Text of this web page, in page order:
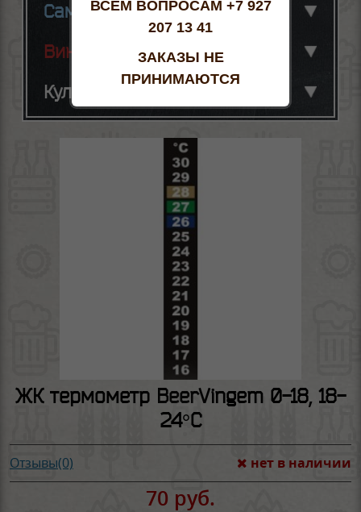
Самогоноварение
Виноделие
Кулинария
ЖК термометр BeerVingem 0-18, 18-
24°С
Отзывы(0) нет в наличии
70 руб.
ВСЕМ ВОПРОСАМ +7 927
207 13 41
ЗАКАЗЫ НЕ
ПРИНИМАЮТСЯ